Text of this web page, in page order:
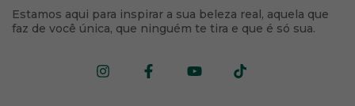
Estamos aqui para inspirar a sua beleza real, aquela que
faz de você única, que ninguém te tira e que é só sua.